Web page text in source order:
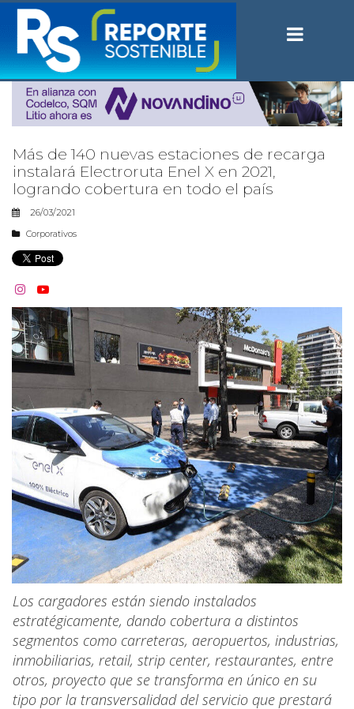
Más de 140 nuevas estaciones de recarga
instalará Electroruta Enel X en 2021,
logrando cobertura en todo el país
26/03/2021
Corporativos
 
Los cargadores están siendo instalados
estratégicamente, dando cobertura a distintos
segmentos como carreteras, aeropuertos, industrias,
inmobiliarias, retail, strip center, restaurantes, entre
otros, proyecto que se transforma en único en su
tipo por la transversalidad del servicio que prestará